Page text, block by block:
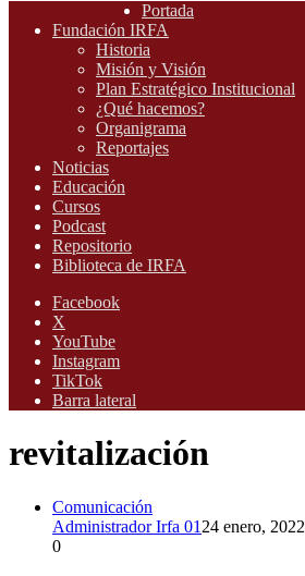
Portada
Fundación IRFA
Historia
Misión y Visión
Plan Estratégico Institucional
¿Qué hacemos?
Organigrama
Reportajes
Noticias
Educación
Cursos
Podcast
Repositorio
Biblioteca de IRFA
Facebook
X
YouTube
Instagram
TikTok
Barra lateral
revitalización
Comunicación
Administrador Irfa 01 24 enero, 2022
0